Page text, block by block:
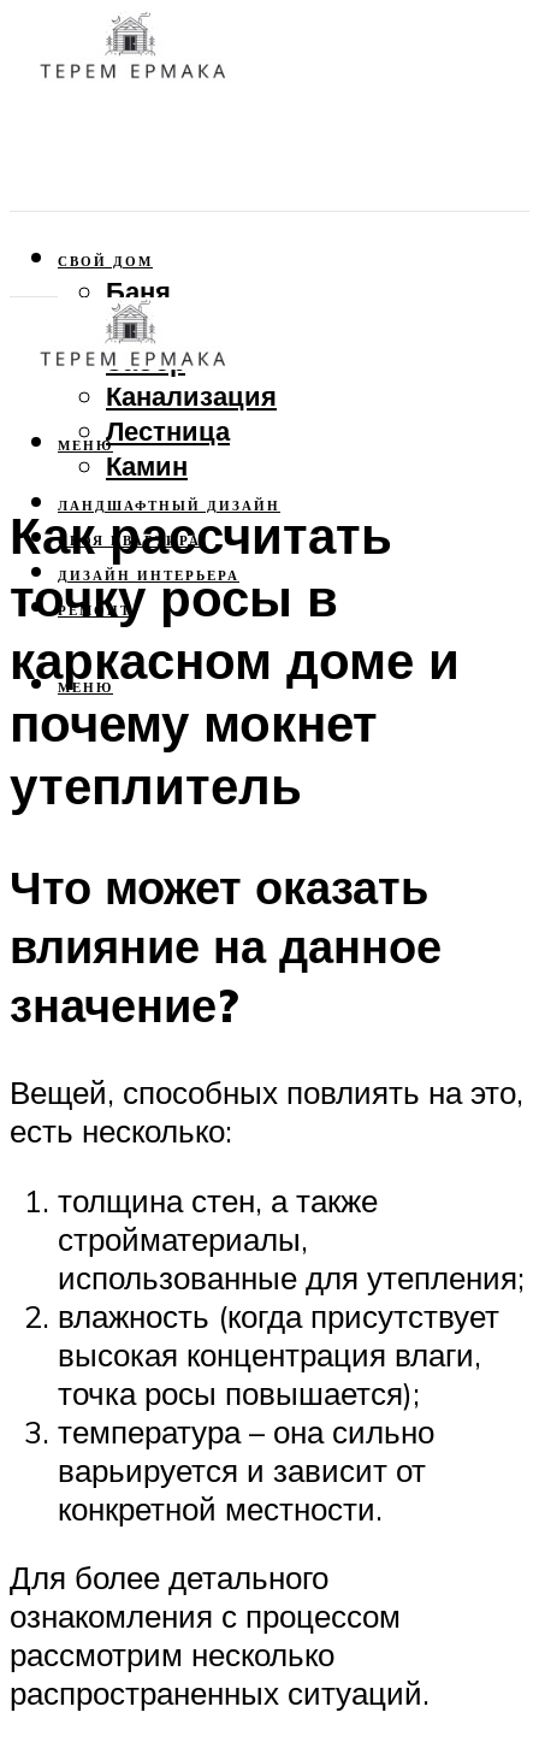
СВОЙ ДОМ
Баня
Веранда
Забор
Канализация
Лестница
Камин
ЛАНДШАФТНЫЙ ДИЗАЙН
СВОЯ КВАРТИРА
ДИЗАЙН ИНТЕРЬЕРА
РЕМОНТ
МЕНЮ
МЕНЮ
Как рассчитать
точку росы в
каркасном доме и
почему мокнет
утеплитель
Что может оказать
влияние на данное
значение?
Вещей, способных повлиять на это,
есть несколько:
толщина стен, а также
стройматериалы,
использованные для утепления;
влажность (когда присутствует
высокая концентрация влаги,
точка росы повышается);
температура – она сильно
варьируется и зависит от
конкретной местности.
Для более детального
ознакомления с процессом
рассмотрим несколько
распространенных ситуаций.